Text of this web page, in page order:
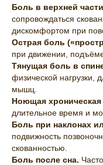
Боль в верхней
сопровождаться
дискомфортом при
Острая боль
при движении,
Тянущая боль в
физической нагрузки,
мышц.
Ноющая хроническая
длительное время и
Боль при наклонах
подвижность
скованностью.
Боль после сна.